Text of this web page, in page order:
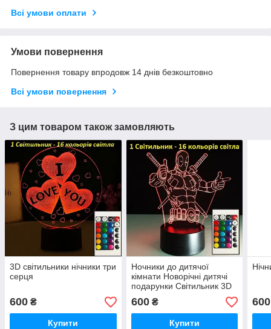
Всі умови оплати
Умови повернення
Повернення товару впродовж 14 днів безкоштовно
Всі умови повернення
З цим товаром також замовляють
3D світильники нічники три
серця
600 ₴
Купити
Ночники до дитячої
кімнати Новорічні дитячі
подарунки Світильник 3D
Дедпул
600₴
Купити
600